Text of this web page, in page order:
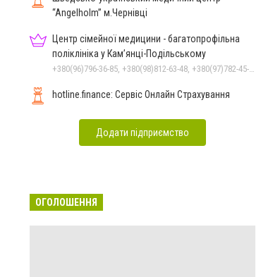
“Angelholm” м.Чернівці
Центр сімейної медицини - багатопрофільна
поліклініка у Кам’янці-Подільському
hotline.finance: Сервіс Онлайн Страхування
Додати підприємство
ОГОЛОШЕННЯ